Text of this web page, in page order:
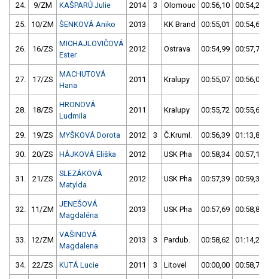
24. 9/ZM KAŠPARŮ Julie 2014 3 Olomouc 00:56,10 00:54,28
25. 10/ZM ŠENKOVÁ Aniko 2013 KK Brand 00:55,01 00:54,64
26. 16/ZS
MICHAJLOVIČOVÁ
Ester
2012 Ostrava 00:54,99 00:57,73
27. 17/ZS
MACHUTOVÁ
Hana
2011 Kralupy 00:55,07 00:56,00
28. 18/ZS
HRONOVÁ
Ludmila
2011 Kralupy 00:55,72 00:55,64
29. 19/ZS MYŠKOVÁ Dorota 2012 3 Č.Kruml. 00:56,39 01:13,88
30. 20/ZS HÁJKOVÁ Eliška 2012 USK Pha 00:58,34 00:57,19
31. 21/ZS
SLEZÁKOVÁ
Matylda
2012 USK Pha 00:57,39 00:59,37
32. 11/ZM
JENEŠOVÁ
Magdaléna
2013 USK Pha 00:57,69 00:58,87
33. 12/ZM
VAŠINOVÁ
Magdalena
2013 3 Pardub. 00:58,62 01:14,20
34. 22/ZS KUTÁ Lucie 2011 3 Litovel 00:00,00 00:58,74